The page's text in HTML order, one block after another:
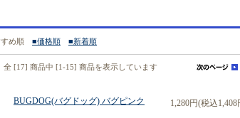
め順 ■価格順 ■新着順
全 [17] 商品中 [1-15] 商品を表示しています
BUGDOG(バグドッグ) バグピンク 1,280円(税込1,408